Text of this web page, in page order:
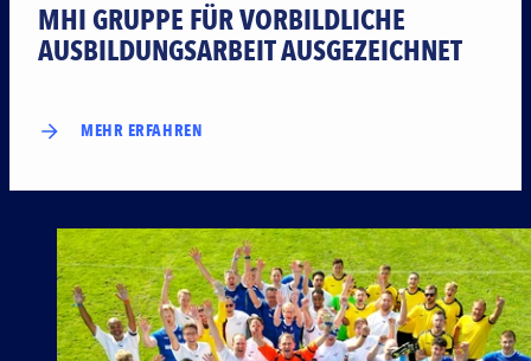
MHI GRUPPE FÜR VORBILDLICHE
AUSBILDUNGSARBEIT AUSGEZEICHNET
MEHR ERFAHREN